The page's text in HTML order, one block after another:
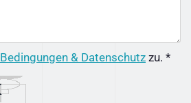
Bedingungen & Datenschutz zu. *